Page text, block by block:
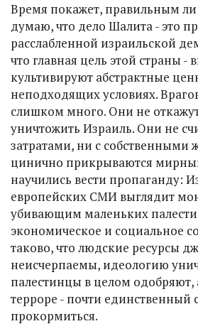
Время покажет, правильным
думаю, что дело Шалита - это
расслабленной израильской
что главная цель этой страны -
культивируют абстрактные
неподходящих условиях.
слишком много. Они не
уничтожить Израиль. Они не
затратами, ни с собственными
цинично прикрываются
научились вести пропаганду:
европейских СМИ выглядит
убивающим маленьких
экономическое и социальное
таково, что людские ресурсы
неисчерпаемы, идеологию
палестинцы в целом одобряют,
терроре - почти единственный
прокормиться.